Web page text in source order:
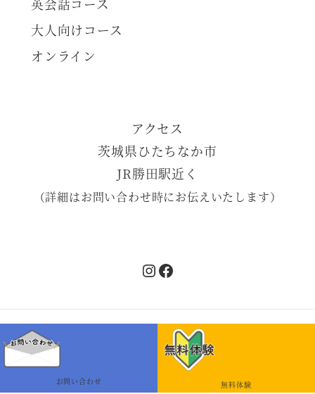
英会話コース
大人向けコース
オンライン
アクセス
茨城県ひたちなか市
JR勝田駅近く
（詳細はお問い合わせ時にお伝えいたします）
InstagramFacebook
©︎2022-2026 Liz English Class All right
お問い合わせ 無料体験